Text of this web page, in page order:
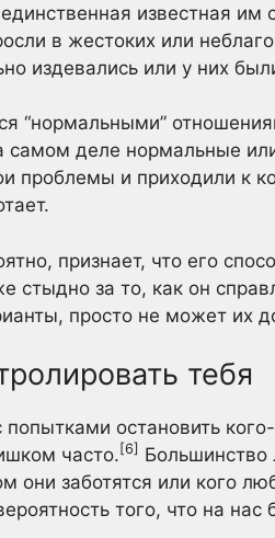
известная им
в жестоких или
издевались или у них
“нормальными”
самом деле нормальные
проблемы и приходили к
признает, что его
стыдно за то, как он
просто не может их
тебя
остановить
часто.[6] Большинство
они заботятся или кого
того, что на нас